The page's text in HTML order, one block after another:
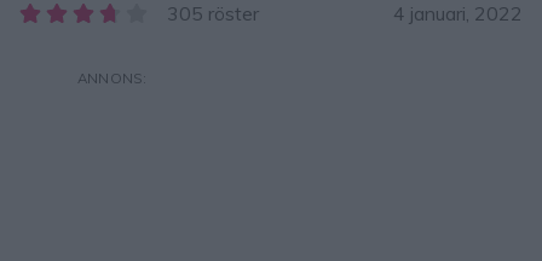
305 röster 4 januari, 2022